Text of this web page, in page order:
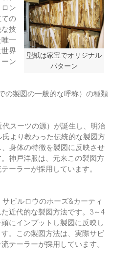
型紙は家宝でオリジナル
パターン
ン
ての
技
一
界
ン
の製図の一般的な呼称）の種類
スーツの源）が誕生し、明治
より教わった伝統的な製図方
身体の特徴を製図に反映させ
神戸洋服は、元来この製図方
ーラーが採用しています。
ビルロウのホーズ&カーティ
近代的な製図方法です。3～4
にインプットし製図に反映し
。この製図方法は、実際サビ
テーラーが採用しています。